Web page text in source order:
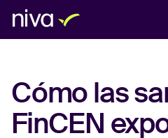
Productos
Compañía
Blog
Iniciar sesión
Cómo las
FinCEN